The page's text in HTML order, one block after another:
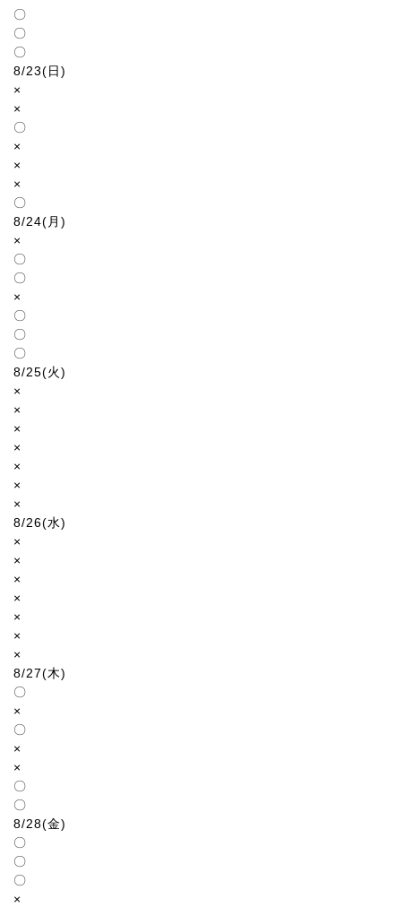
〇
〇
〇
8/23(日)
×
×
〇
×
×
×
〇
8/24(月)
×
〇
〇
×
〇
〇
〇
8/25(火)
×
×
×
×
×
×
×
8/26(水)
×
×
×
×
×
×
×
8/27(木)
〇
×
〇
×
×
〇
〇
8/28(金)
〇
〇
〇
×